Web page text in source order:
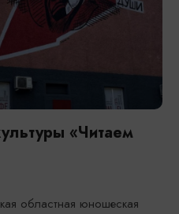
«Читаем
областная юношеская